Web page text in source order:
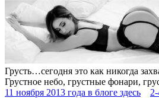
Грусть…сегодня это как никогда
Грустное небо, грустные фонари,
11 ноября 2013 года в блоге здесь